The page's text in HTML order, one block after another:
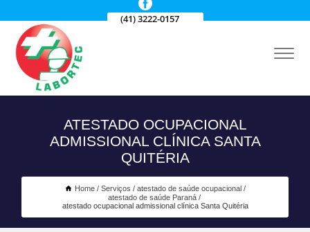
(41) 3222-0157
ATESTADO OCUPACIONAL
ADMISSIONAL CLÍNICA SANTA
QUITÉRIA
Home Serviços
atestado de saúde ocupacional
atestado de saúde Paraná
atestado ocupacional admissional clínica Santa Quitéria